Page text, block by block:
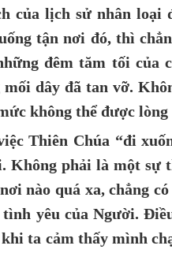
của lịch sử nhân loại
tận nơi đó, thì
đêm tăm tối của
dây đã tan vỡ.
không thể được
Thiên Chúa “đi
Không phải là một sự
nào quá xa, chẳng
yêu của Người.
ta cảm thấy mình